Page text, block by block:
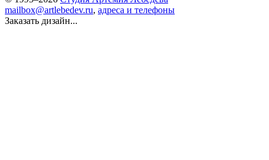
mailbox@artlebedev.ru, адреса и телефоны
Заказать дизайн...